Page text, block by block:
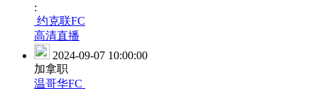
:
约克联FC
高清直播
2024-09-07 10:00:00
加拿职
温哥华FC